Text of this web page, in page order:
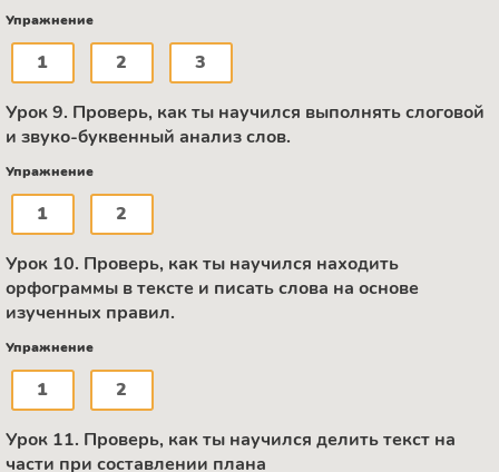
Упражнение
1 2 3
Урок 9. Проверь, как ты научился выполнять слоговой
и звуко-буквенный анализ слов.
Упражнение
1 2
Урок 10. Проверь, как ты научился находить
орфограммы в тексте и писать слова на основе
изученных правил.
Упражнение
1 2
Урок 11. Проверь, как ты научился делить текст на
части при составлении плана